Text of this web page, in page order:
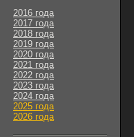
2016 года
2017 года
2018 года
2019 года
2020 года
2021 года
2022 года
2023 года
2024 года
2025 года
2026 года